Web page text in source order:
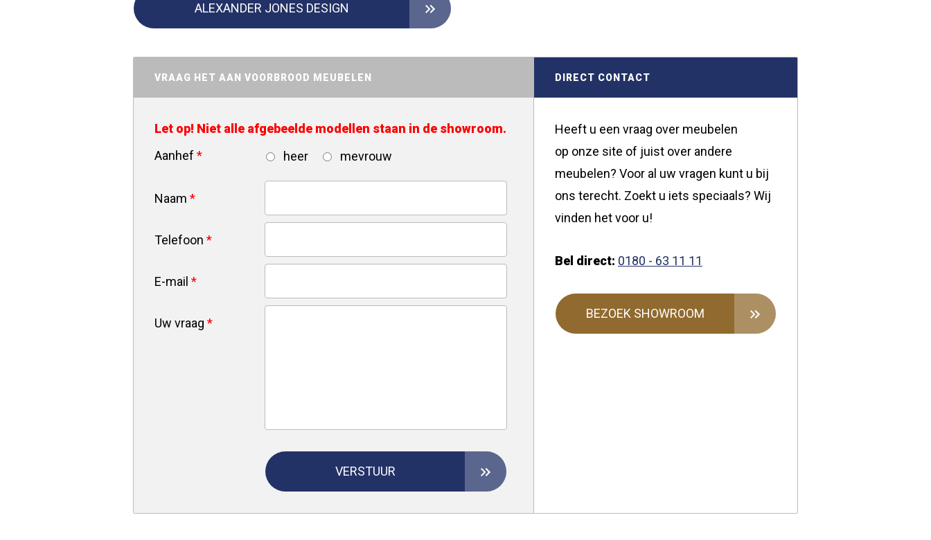
ALEXANDER JONES DESIGN
VRAAG HET AAN VOORBROOD MEUBELEN
Let op! Niet alle afgebeelde modellen staan in de showroom.
Aanhef * heer mevrouw
Naam *
Telefoon *
E-mail *
Uw vraag *
VERSTUUR
DIRECT CONTACT
Heeft u een vraag over meubelen
op onze site of juist over andere
meubelen? Voor al uw vragen kunt u bij
ons terecht. Zoekt u iets speciaals? Wij
vinden het voor u!
Bel direct: 0180 - 63 11 11
BEZOEK SHOWROOM